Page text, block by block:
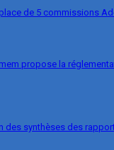
de 5 commissions
propose la
des synthèses des